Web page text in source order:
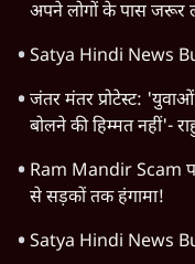
अपने लोगों के पास जरूर
Satya Hindi News
जंतर मंतर प्रोटेस्ट: 'युवाओं
बोलने की हिम्मत नहीं'-
Ram Mandir Scam
से सड़कों तक हंगामा!
Satya Hindi News